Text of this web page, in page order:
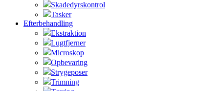
Skadedyrskontrol
Tasker
Efterbehandling
Ekstraktion
Lugtfjerner
Microskop
Opbevaring
Strygeposer
Trimning